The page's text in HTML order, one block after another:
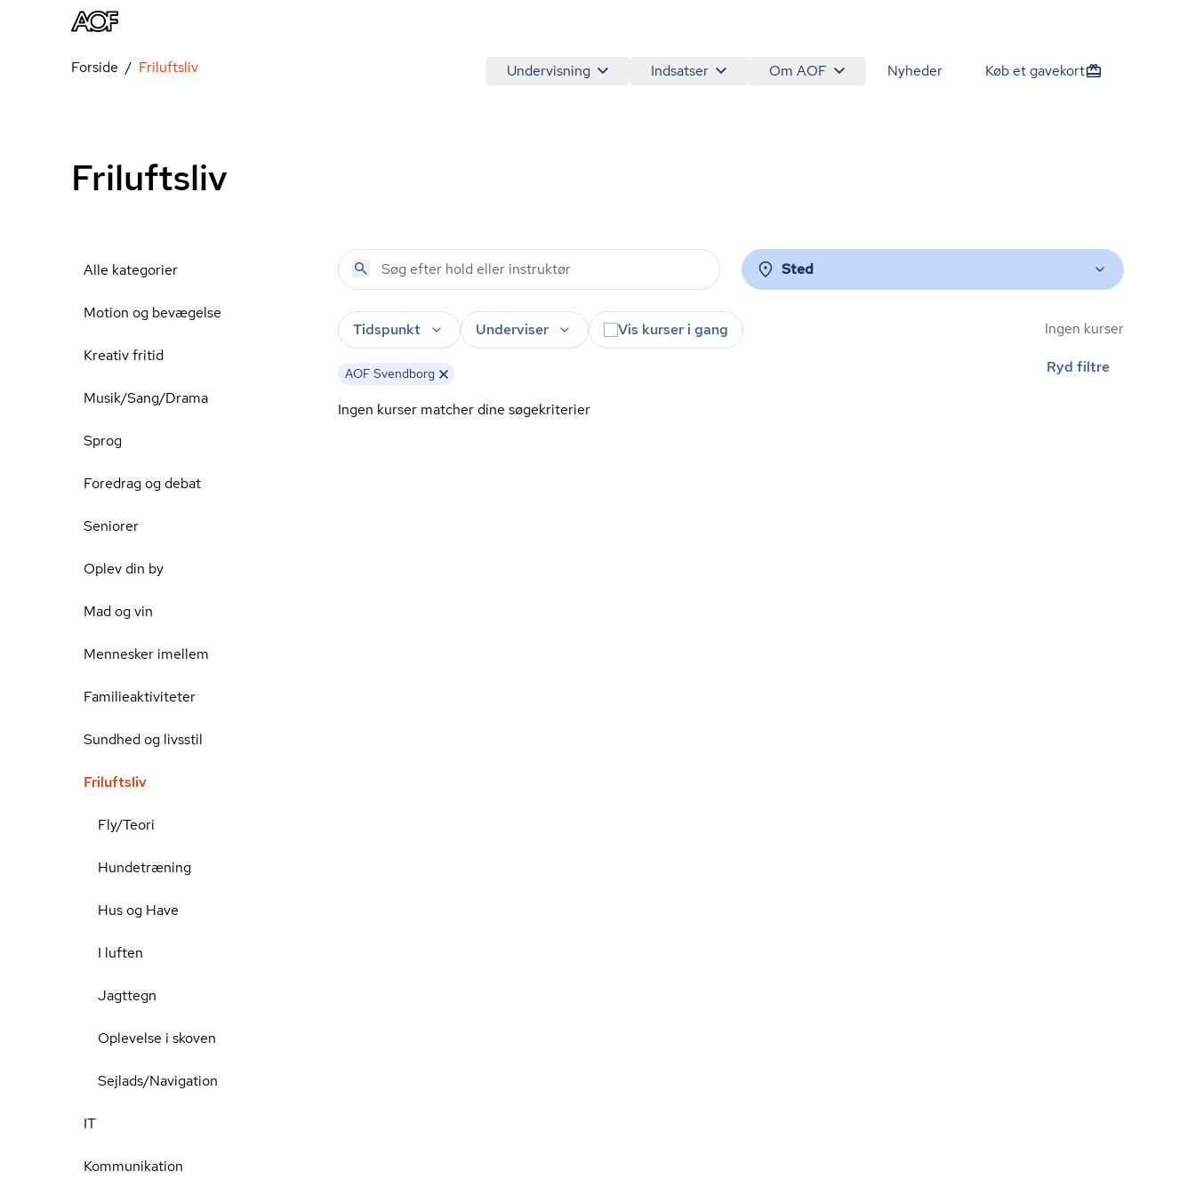
Undervisning Indsatser Om AOF Nyheder Køb et gavekort
Forside Friluftsliv
Friluftsliv
Alle kategorier
Motion og bevægelse
Kreativ fritid
Musik/Sang/Drama
Sprog
Foredrag og debat
Seniorer
Oplev din by
Mad og vin
Mennesker imellem
Familieaktiviteter
Sundhed og livsstil
Friluftsliv
Fly/Teori
Hundetræning
Hus og Have
I luften
Jagttegn
Oplevelse i skoven
Sejlads/Navigation
IT
Kommunikation
Sted
Tidspunkt Underviser Vis kurser i gang
AOF Svendborg
Ingen kurser
Ryd filtre
Ingen kurser matcher dine søgekriterier